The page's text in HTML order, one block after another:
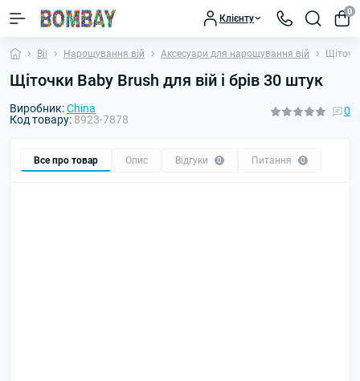
Клієнту
0
Вії Нарощування вій Аксесуари для нарощування вій
Щіточки Baby Brush для вій і брів 30 штук
Виробник:China
Код товару: 8923-7878
0
Все про товар Опис Відгуки 0 Питання 0